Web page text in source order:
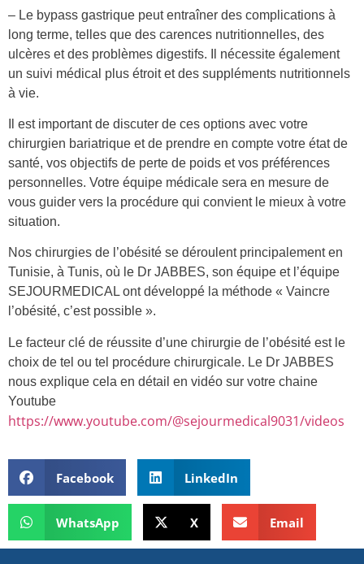
– Le bypass gastrique peut entraîner des complications à
long terme, telles que des carences nutritionnelles, des
ulcères et des problèmes digestifs. Il nécessite également
un suivi médical plus étroit et des suppléments nutritionnels
à vie.
Il est important de discuter de ces options avec votre
chirurgien bariatrique et de prendre en compte votre état de
santé, vos objectifs de perte de poids et vos préférences
personnelles. Votre équipe médicale sera en mesure de
vous guider vers la procédure qui convient le mieux à votre
situation.
Nos chirurgies de l’obésité se déroulent principalement en
Tunisie, à Tunis, où le Dr JABBES, son équipe et l’équipe
SEJOURMEDICAL ont développé la méthode « Vaincre
l’obésité, c’est possible ».
Le facteur clé de réussite d’une chirurgie de l’obésité est le
choix de tel ou tel procédure chirurgicale. Le Dr JABBES
nous explique cela en détail en vidéo sur votre chaine
Youtube
https://www.youtube.com/@sejourmedical9031/videos
Facebook LinkedIn
WhatsApp X Email